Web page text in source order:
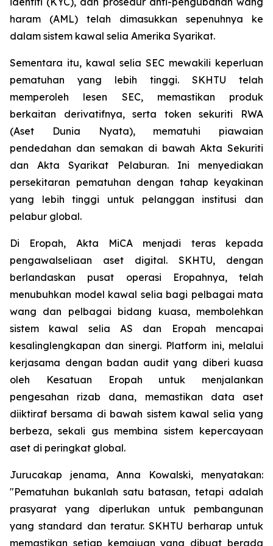
haram (AML) telah dimasukkan sepenuhnya ke
dalam sistem kawal selia Amerika Syarikat.
Sementara itu, kawal selia SEC mewakili keperluan
pematuhan yang lebih tinggi. SKHTU telah
memperoleh lesen SEC, memastikan produk
berkaitan derivatifnya, serta token sekuriti RWA
(Aset Dunia Nyata), mematuhi piawaian
pendedahan dan semakan di bawah Akta Sekuriti
dan Akta Syarikat Pelaburan. Ini menyediakan
persekitaran pematuhan dengan tahap keyakinan
yang lebih tinggi untuk pelanggan institusi dan
pelabur global.
Di Eropah, Akta MiCA menjadi teras kepada
pengawalseliaan aset digital. SKHTU, dengan
berlandaskan pusat operasi Eropahnya, telah
menubuhkan model kawal selia bagi pelbagai mata
wang dan pelbagai bidang kuasa, membolehkan
sistem kawal selia AS dan Eropah mencapai
kesalinglengkapan dan sinergi. Platform ini, melalui
kerjasama dengan badan audit yang diberi kuasa
oleh Kesatuan Eropah untuk menjalankan
pengesahan rizab dana, memastikan data aset
diiktiraf bersama di bawah sistem kawal selia yang
berbeza, sekali gus membina sistem kepercayaan
aset di peringkat global.
Jurucakap jenama, Anna Kowalski, menyatakan:
"Pematuhan bukanlah satu batasan, tetapi adalah
prasyarat yang diperlukan untuk pembangunan
yang standard dan teratur. SKHTU berharap untuk
memastikan setiap kemajuan yang dibuat berada